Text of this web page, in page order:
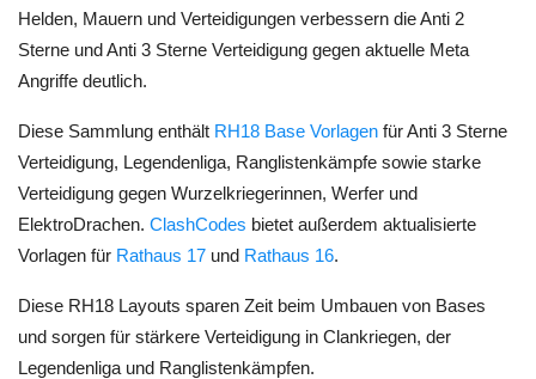
Helden, Mauern und Verteidigungen verbessern die Anti 2
Sterne und Anti 3 Sterne Verteidigung gegen aktuelle Meta
Angriffe deutlich.
Diese Sammlung enthält RH18 Base Vorlagen für Anti 3 Sterne
Verteidigung, Legendenliga, Ranglistenkämpfe sowie starke
Verteidigung gegen Wurzelkriegerinnen, Werfer und
ElektroDrachen. ClashCodes bietet außerdem aktualisierte
Vorlagen für Rathaus 17 und Rathaus 16.
Diese RH18 Layouts sparen Zeit beim Umbauen von Bases
und sorgen für stärkere Verteidigung in Clankriegen, der
Legendenliga und Ranglistenkämpfen.